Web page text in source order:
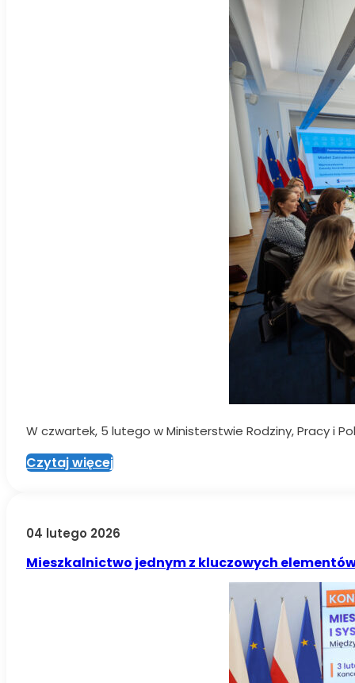
W czwartek, 5 lutego w Ministerstwie Rodziny, Pracy i
Czytaj więcej
04 lutego 2026
Mieszkalnictwo jednym z kluczowych